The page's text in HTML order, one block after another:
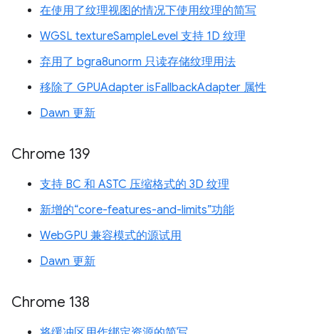
在使用了纹理视图的情况下使用纹理的简写
WGSL textureSampleLevel 支持 1D 纹理
弃用了 bgra8unorm 只读存储纹理用法
移除了 GPUAdapter isFallbackAdapter 属性
Dawn 更新
Chrome 139
支持 BC 和 ASTC 压缩格式的 3D 纹理
新增的“core-features-and-limits”功能
WebGPU 兼容模式的源试用
Dawn 更新
Chrome 138